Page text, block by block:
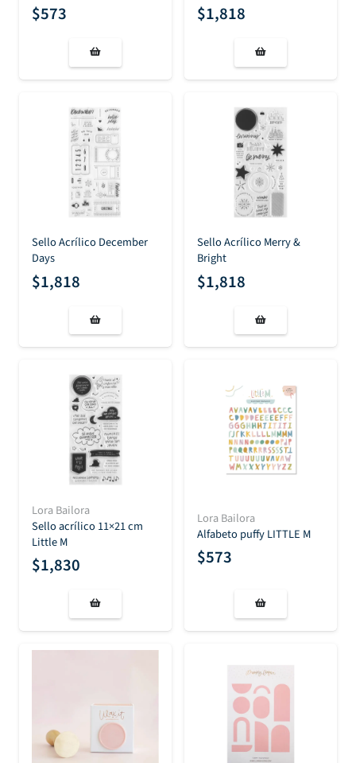
$573 $1,818
Sello Acrílico December
Days
$1,818
Sello Acrílico Merry &
Bright
$1,818
Lora Bailora
Sello acrílico 11×21 cm
Little M
$1,830
Lora Bailora
Alfabeto puffy LITTLE M
$573